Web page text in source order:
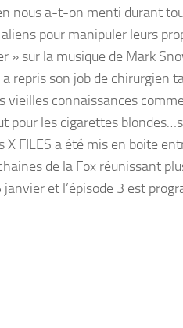
nous a-t-on menti durant
pour manipuler leurs
» sur la musique de Mark
repris son job de chirurgien
vieilles connaissances
pour les cigarettes
FILES a été mis en boite
de la Fox réunissant
et l’épisode 3 est